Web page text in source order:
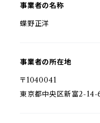
事業者の名称
蝶野正洋
事業者の所在地
〒1040041
東京都中央区新富2-